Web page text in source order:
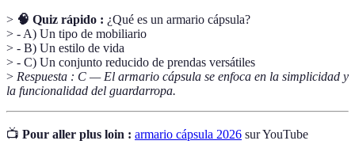
> 🧠 Quiz rápido : ¿Qué es un armario cápsula?
> - A) Un tipo de mobiliario
> - B) Un estilo de vida
> - C) Un conjunto reducido de prendas versátiles
> Respuesta : C — El armario cápsula se enfoca en la simplicidad y
la funcionalidad del guardarropa.
📺 Pour aller plus loin : armario cápsula 2026 sur YouTube